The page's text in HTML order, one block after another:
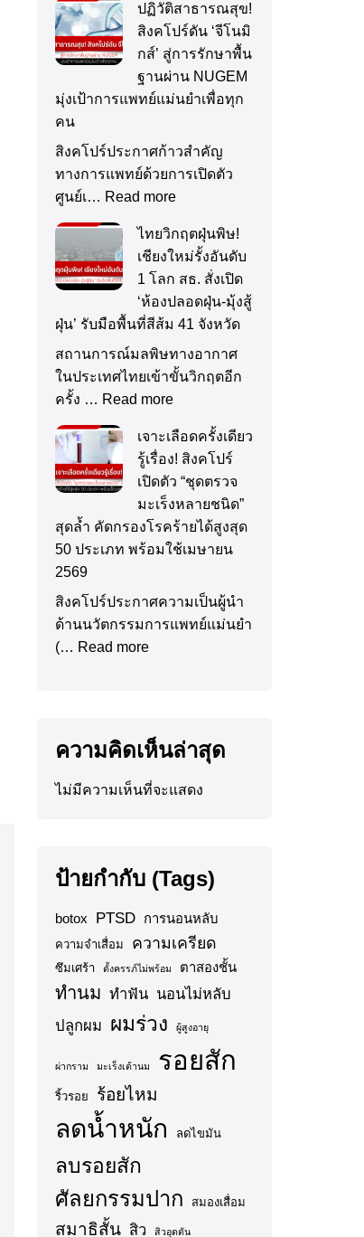
ปฏิวัติสาธารณสุข!
สิงคโปร์ดัน ‘จีโนมิ
กส์’ สู่การรักษาพื้น
ฐานผ่าน NUGEM
มุ่งเป้าการแพทย์แม่นยำเพื่อทุก
คน
สิงคโปร์ประกาศก้าวสำคัญ
ทางการแพทย์ด้วยการเปิดตัว
ศูนย์เ… Read more
ไทยวิกฤตฝุ่นพิษ!
เชียงใหม่รั้งอันดับ
1 โลก สธ. สั่งเปิด
‘ห้องปลอดฝุ่น-มุ้งสู้
ฝุ่น’ รับมือพื้นที่สีส้ม 41 จังหวัด
สถานการณ์มลพิษทางอากาศ
ในประเทศไทยเข้าขั้นวิกฤตอีก
ครั้ง … Read more
เจาะเลือดครั้งเดียว
รู้เรื่อง! สิงคโปร์
เปิดตัว “ชุดตรวจ
มะเร็งหลายชนิด”
สุดล้ำ คัดกรองโรคร้ายได้สูงสุด
50 ประเภท พร้อมใช้เมษายน
2569
สิงคโปร์ประกาศความเป็นผู้นำ
ด้านนวัตกรรมการแพทย์แม่นยำ
(… Read more
ความคิดเห็นล่าสุด
ไม่มีความเห็นที่จะแสดง
ป้ายกำกับ (Tags)
botox PTSD การนอนหลับ
ความจำเสื่อม ความเครียด
ซึมเศร้า ตั้งครรภ์ไม่พร้อม ตาสองชั้น
ทำนม ทำฟัน นอนไม่หลับ
ปลูกผม ผมร่วง ผู้สูงอายุ
ผ่ากราม มะเร็งเต้านม รอยสัก
ริ้วรอย ร้อยไหม
ลดน้ำหนัก ลดไขมัน
ลบรอยสัก
ศัลยกรรมปาก สมองเสื่อม
สมาธิสั้น สิว สิวอุดตัน